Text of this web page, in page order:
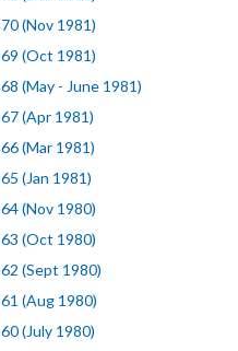
(Nov 1981)
(Oct 1981)
(May - June 1981)
(Apr 1981)
(Mar 1981)
(Jan 1981)
(Nov 1980)
(Oct 1980)
(Sept 1980)
(Aug 1980)
(July 1980)